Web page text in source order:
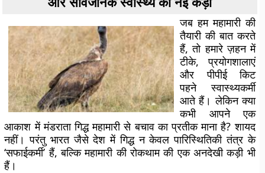
जब हम महामारी की
तैयारी की बात करते
हैं, तो हमारे ज़हन में
टीके, प्रयोगशालाएं
और पीपीई किट
पहने स्वास्थ्यकर्मी
आते हैं। लेकिन क्या
कभी आपने एक
आकाश में मंडराता गिद्ध महामारी से बचाव का प्रतीक माना है? शायद
नहीं। परंतु भारत जैसे देश में गिद्ध न केवल पारिस्थितिकी तंत्र के
‘सफाईकर्मी’ हैं, बल्कि महामारी की रोकथाम की एक अनदेखी कड़ी भी
हैं।